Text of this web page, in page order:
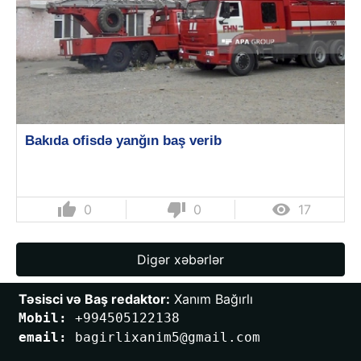
Bakıda ofisdə yanğın baş verib
thumb_up 0 thumb_down 0  17
Digər xəbərlər
Təsisci və Baş redaktor: Xanım Bağırlı
Mobil: +994505122138
email:
bagirlixanim5@gmail.com